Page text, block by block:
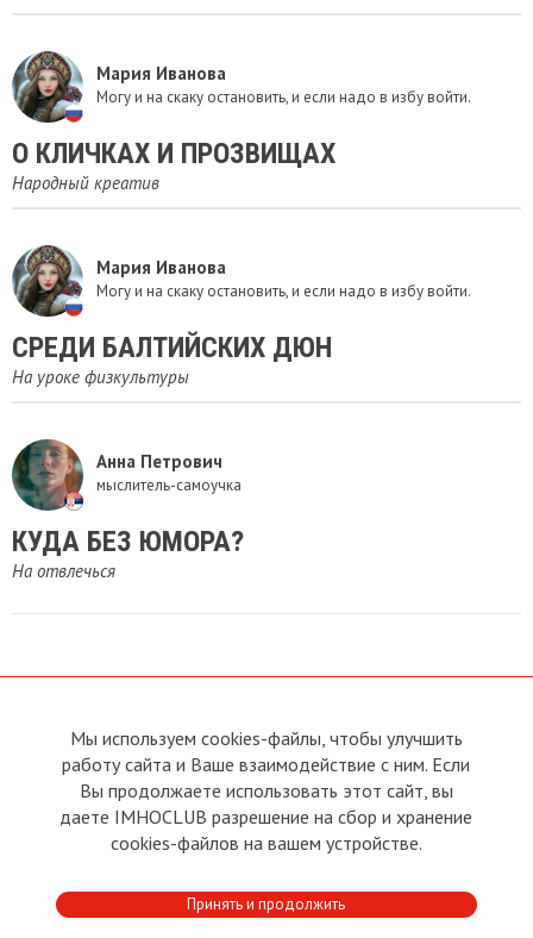
Мария Иванова
Могу и на скаку остановить, и если надо в избу войти.
​О КЛИЧКАХ И ПРОЗВИЩАХ
Народный креатив
Мария Иванова
Могу и на скаку остановить, и если надо в избу войти.
СРЕДИ БАЛТИЙСКИХ ДЮН
На уроке физкультуры
Анна Петрович
мыслитель-самоучка
КУДА БЕЗ ЮМОРА?
На отвлечься
О сайте
Условия пользования
Политика конфиденциальности
Прямая связь с
Председателем
Прямая связь c членами клуба
Реклама
Контакты
Club
Мы используем cookies-файлы, чтобы улучшить
работу сайта и Ваше взаимодействие с ним. Если
Вы продолжаете использовать этот сайт, вы
даете IMHOCLUB разрешение на сбор и хранение
cookies-файлов на вашем устройстве.
Принять и продолжить